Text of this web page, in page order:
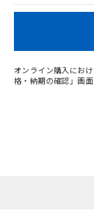
オンライン購入にお
格・納期の確認」画